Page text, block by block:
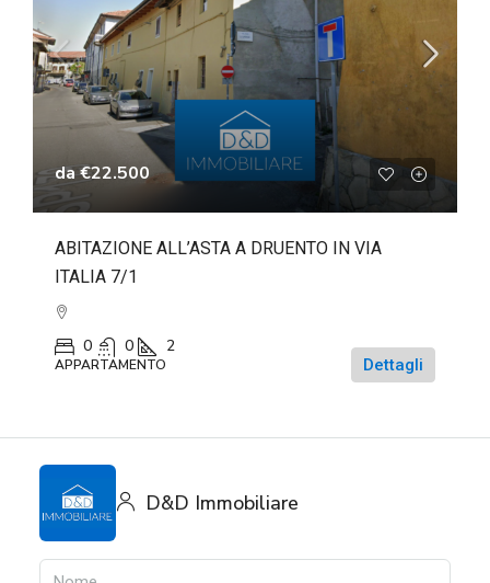
da€22.500
ABITAZIONE ALL’ASTA A DRUENTO IN VIA
ITALIA 7/1
0 0 2
APPARTAMENTO Dettagli
D&D Immobiliare